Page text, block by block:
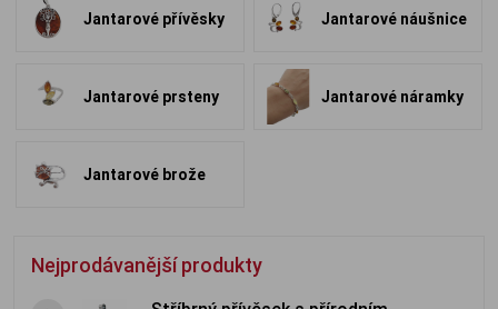
Jantarové přívěsky Jantarové náušnice
Jantarové prsteny Jantarové náramky
Jantarové brože
Nejprodávanější produkty